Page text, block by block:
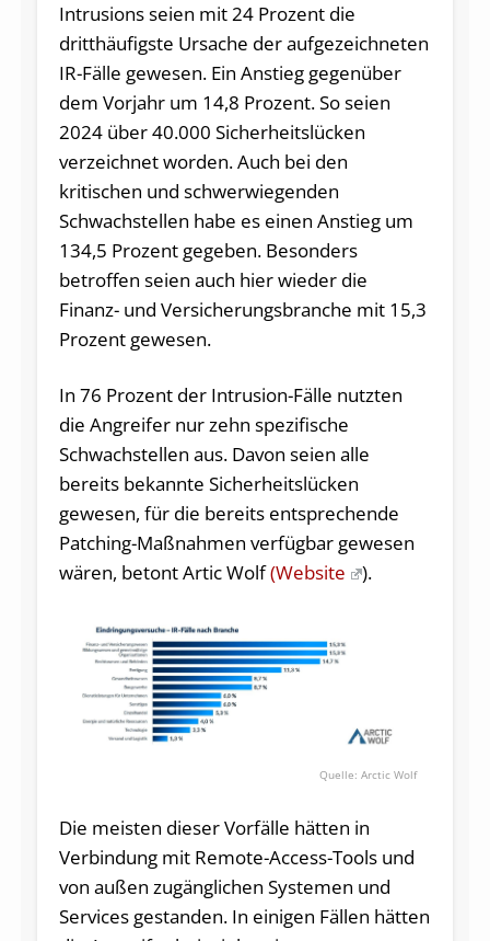
Intrusions seien mit 24 Prozent die
dritthäufigste Ursache der aufgezeichneten
IR-Fälle gewesen. Ein Anstieg gegenüber
dem Vorjahr um 14,8 Prozent. So seien
2024 über 40.000 Sicherheitslücken
verzeichnet worden. Auch bei den
kritischen und schwerwiegenden
Schwachstellen habe es einen Anstieg um
134,5 Prozent gegeben. Besonders
betroffen seien auch hier wieder die
Finanz- und Versicherungsbranche mit 15,3
Prozent gewesen.
In 76 Prozent der Intrusion-Fälle nutzten
die Angreifer nur zehn spezifische
Schwachstellen aus. Davon seien alle
bereits bekannte Sicherheitslücken
gewesen, für die bereits entsprechende
Patching-Maßnahmen verfügbar gewesen
wären, betont Artic Wolf(Website ).
Arctic Wolf
Die meisten dieser Vorfälle hätten in
Verbindung mit Remote-Access-Tools und
von außen zugänglichen Systemen und
Services gestanden. In einigen Fällen hätten